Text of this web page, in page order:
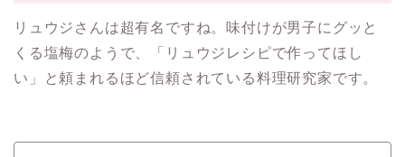
リュウジさんは超有名ですね。味付けが男子にグッと
くる塩梅のようで、「リュウジレシピで作ってほし
い」と頼まれるほど信頼されている料理研究家です。